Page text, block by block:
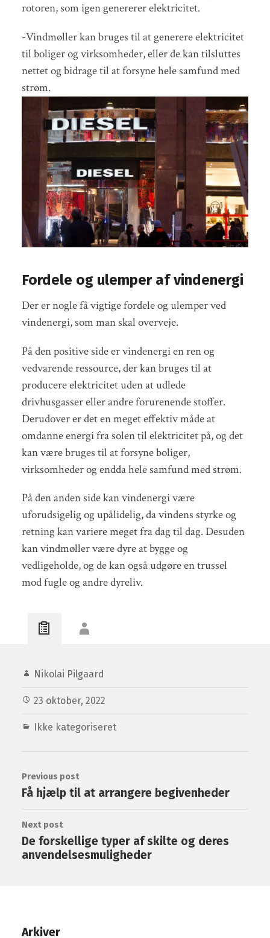
rotoren, som igen genererer elektricitet.
-Vindmøller kan bruges til at generere elektricitet
til boliger og virksomheder, eller de kan tilsluttes
nettet og bidrage til at forsyne hele samfund med
strøm.
Fordele og ulemper af vindenergi
Der er nogle få vigtige fordele og ulemper ved
vindenergi, som man skal overveje.
På den positive side er vindenergi en ren og
vedvarende ressource, der kan bruges til at
producere elektricitet uden at udlede
drivhusgasser eller andre forurenende stoffer.
Derudover er det en meget effektiv måde at
omdanne energi fra solen til elektricitet på, og det
kan være bruges til at forsyne boliger,
virksomheder og endda hele samfund med strøm.
På den anden side kan vindenergi være
uforudsigelig og upålidelig, da vindens styrke og
retning kan variere meget fra dag til dag. Desuden
kan vindmøller være dyre at bygge og
vedligeholde, og de kan også udgøre en trussel
mod fugle og andre dyreliv.
Nikolai Pilgaard
23 oktober, 2022
Ikke kategoriseret
Previous post
Få hjælp til at arrangere begivenheder
Next post
De forskellige typer af skilte og deres
anvendelsesmuligheder
Arkiver